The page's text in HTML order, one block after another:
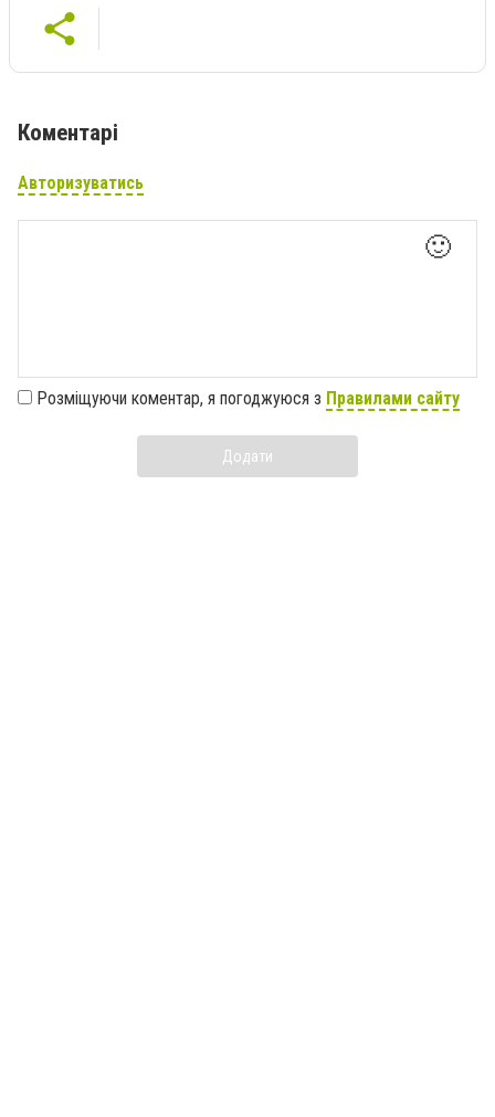
Коментарі
Авторизуватись
🙂
Розміщуючи коментар, я погоджуюся з Правилами сайту
Додати